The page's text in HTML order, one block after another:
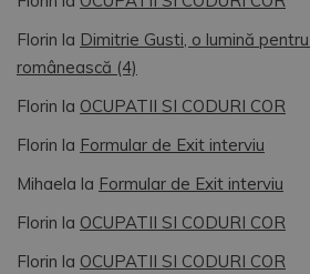
Florin la Dimitrie Gusti, o lumină
românească (4)
Florin la OCUPATII SI CODURI COR
Florin la Formular de Exit interviu
Mihaela la Formular de Exit interviu
Florin la OCUPATII SI CODURI COR
Florin la OCUPATII SI CODURI COR